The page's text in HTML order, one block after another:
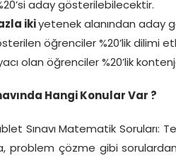
aday gösterilebilecektir.
ikiyetenek alanından aday
öğrenciler %20’lik dilimi
olan öğrenciler %20’lik
Hangi Konular Var ?
Sınavı Matematik Soruları:
problem çözme gibi